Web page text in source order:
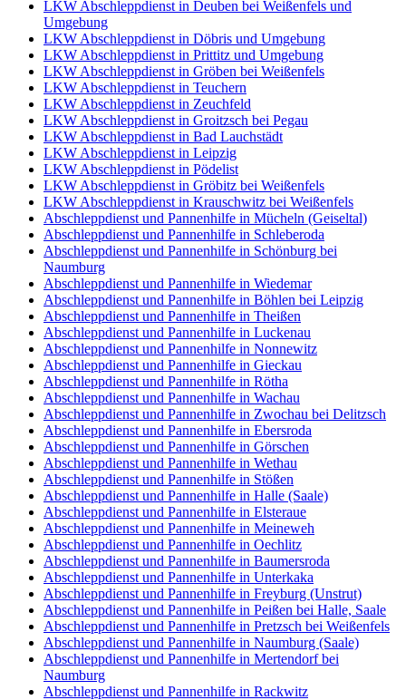
LKW Abschleppdienst in Deuben bei Weißenfels und
Umgebung
LKW Abschleppdienst in Döbris und Umgebung
LKW Abschleppdienst in Prittitz und Umgebung
LKW Abschleppdienst in Gröben bei Weißenfels
LKW Abschleppdienst in Teuchern
LKW Abschleppdienst in Zeuchfeld
LKW Abschleppdienst in Groitzsch bei Pegau
LKW Abschleppdienst in Bad Lauchstädt
LKW Abschleppdienst in Leipzig
LKW Abschleppdienst in Pödelist
LKW Abschleppdienst in Gröbitz bei Weißenfels
LKW Abschleppdienst in Krauschwitz bei Weißenfels
Abschleppdienst und Pannenhilfe in Mücheln (Geiseltal)
Abschleppdienst und Pannenhilfe in Schleberoda
Abschleppdienst und Pannenhilfe in Schönburg bei
Naumburg
Abschleppdienst und Pannenhilfe in Wiedemar
Abschleppdienst und Pannenhilfe in Böhlen bei Leipzig
Abschleppdienst und Pannenhilfe in Theißen
Abschleppdienst und Pannenhilfe in Luckenau
Abschleppdienst und Pannenhilfe in Nonnewitz
Abschleppdienst und Pannenhilfe in Gieckau
Abschleppdienst und Pannenhilfe in Rötha
Abschleppdienst und Pannenhilfe in Wachau
Abschleppdienst und Pannenhilfe in Zwochau bei Delitzsch
Abschleppdienst und Pannenhilfe in Ebersroda
Abschleppdienst und Pannenhilfe in Görschen
Abschleppdienst und Pannenhilfe in Wethau
Abschleppdienst und Pannenhilfe in Stößen
Abschleppdienst und Pannenhilfe in Halle (Saale)
Abschleppdienst und Pannenhilfe in Elsteraue
Abschleppdienst und Pannenhilfe in Meineweh
Abschleppdienst und Pannenhilfe in Oechlitz
Abschleppdienst und Pannenhilfe in Baumersroda
Abschleppdienst und Pannenhilfe in Unterkaka
Abschleppdienst und Pannenhilfe in Freyburg (Unstrut)
Abschleppdienst und Pannenhilfe in Peißen bei Halle, Saale
Abschleppdienst und Pannenhilfe in Pretzsch bei Weißenfels
Abschleppdienst und Pannenhilfe in Naumburg (Saale)
Abschleppdienst und Pannenhilfe in Mertendorf bei
Naumburg
Abschleppdienst und Pannenhilfe in Rackwitz